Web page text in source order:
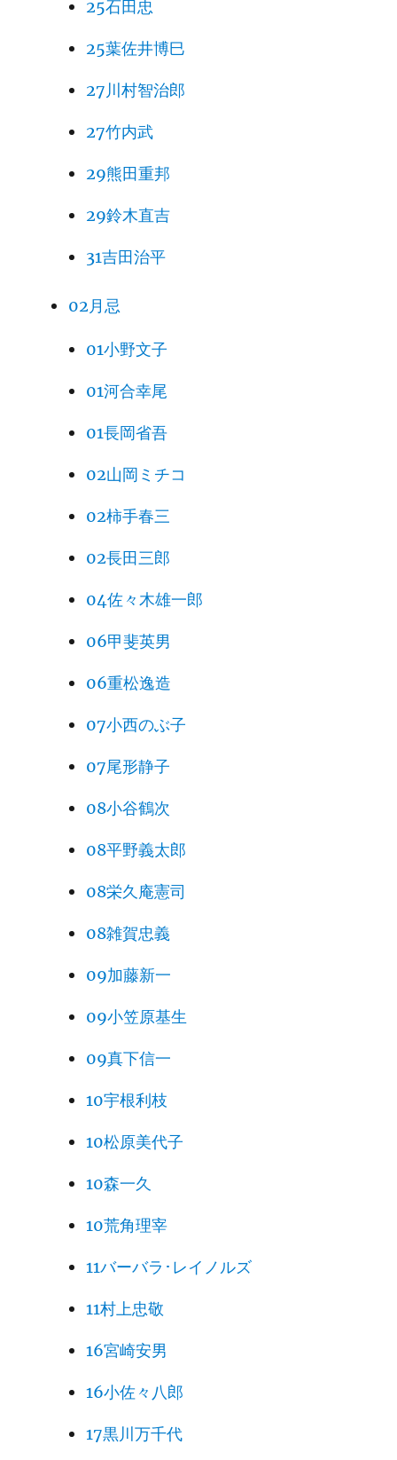
25石田忠
25葉佐井博巳
27川村智治郎
27竹内武
29熊田重邦
29鈴木直吉
31吉田治平
02月忌
01小野文子
01河合幸尾
01長岡省吾
02山岡ミチコ
02柿手春三
02長田三郎
04佐々木雄一郎
06甲斐英男
06重松逸造
07小西のぶ子
07尾形静子
08小谷鶴次
08平野義太郎
08栄久庵憲司
08雑賀忠義
09加藤新一
09小笠原基生
09真下信一
10宇根利枝
10松原美代子
10森一久
10荒角理宰
11バーバラ･レイノルズ
11村上忠敬
16宮崎安男
16小佐々八郎
17黒川万千代